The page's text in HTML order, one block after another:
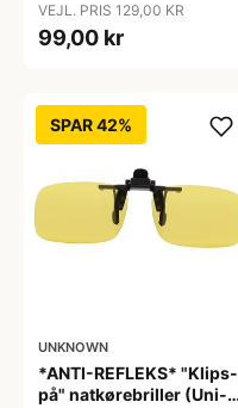
"Glare"
VEJL. PRIS 129,00 KR
99,00 kr
SPAR 42%
UNKNOWN
*ANTI-REFLEKS* "Klips-
på" natkørebriller (Uni-